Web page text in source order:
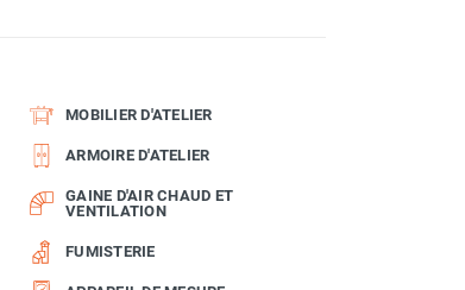
MOBILIER D'ATELIER
ARMOIRE D'ATELIER
GAINE D'AIR CHAUD ET
VENTILATION
FUMISTERIE